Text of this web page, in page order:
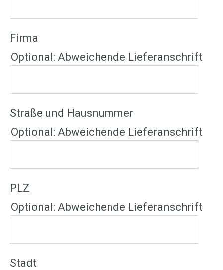
Firma
Optional: Abweichende Lieferanschrift
Straße und Hausnummer
Optional: Abweichende Lieferanschrift
PLZ
Optional: Abweichende Lieferanschrift
Stadt